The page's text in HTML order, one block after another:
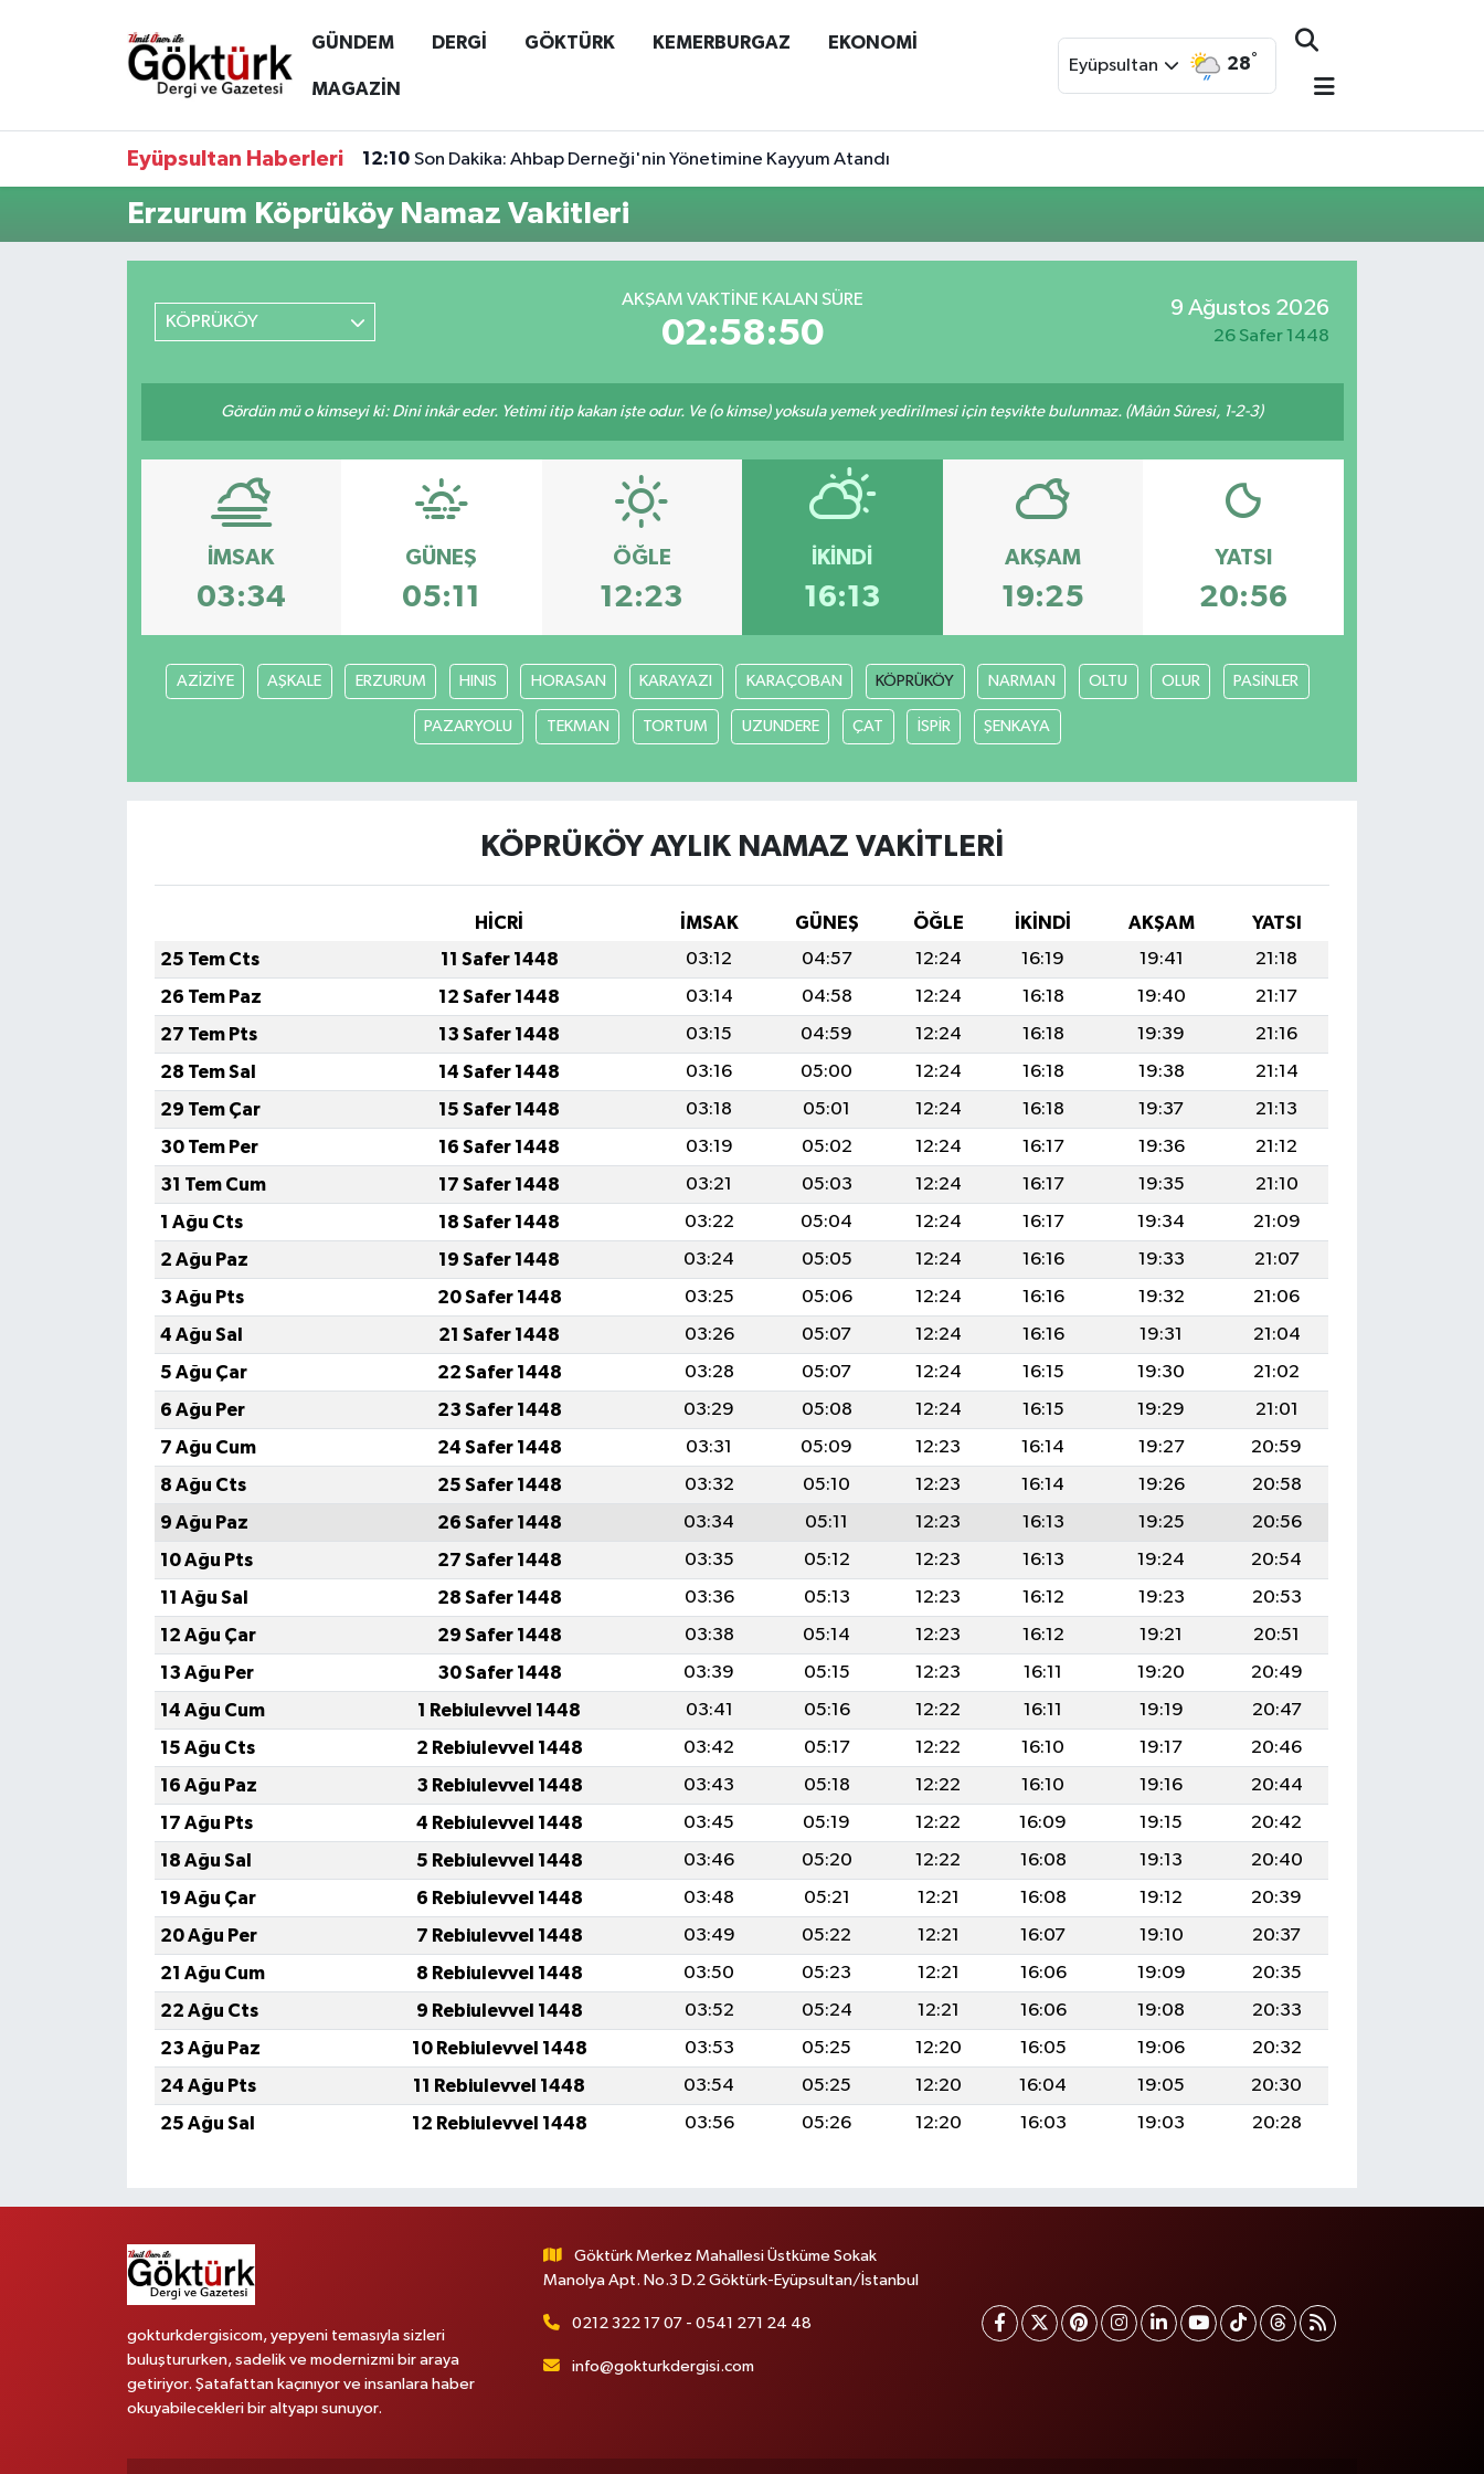
GÜNDEM DERGİ GÖKTÜRK KEMERBURGAZ EKONOMİ
MAGAZİN
Eyüpsultan 28°
Eyüpsultan Haberleri 12:10 Son Dakika: Ahbap Derneği'nin Yönetimine Kayyum Atandı
Erzurum Köprüköy Namaz Vakitleri
KÖPRÜKÖY
AKŞAM VAKTINE KALAN SÜRE
02:58:50
9 Ağustos 2026
26 Safer 1448
Gördün mü o kimseyi ki: Dini inkâr eder. Yetimi itip kakan işte odur. Ve (o kimse) yoksula yemek yedirilmesi için teşvikte bulunmaz. (Mâûn Sûresi, 1-2-3)
İMSAK
03:34
GÜNEŞ
05:11
ÖĞLE
12:23
İKINDI
16:13
AKŞAM
19:25
YATSI
20:56
AZİZİYE AŞKALE ERZURUM HINIS HORASAN KARAYAZI KARAÇOBAN KÖPRÜKÖY NARMAN OLTU OLUR PASİNLER
PAZARYOLU TEKMAN TORTUM UZUNDERE ÇAT İSPİR ŞENKAYA
KÖPRÜKÖY AYLIK NAMAZ VAKITLERI
HİCRİ İMSAK GÜNEŞ ÖĞLE İKINDI AKŞAM
YATSI
25 Tem Cts
11 Safer 1448 03:12 04:57 12:24 16:19 19:41
21:18
26 Tem Paz
12 Safer 1448 03:14 04:58 12:24 16:18 19:40
21:17
27 Tem Pts
13 Safer 1448 03:15 04:59 12:24 16:18 19:39
21:16
28 Tem Sal
14 Safer 1448 03:16 05:00 12:24 16:18 19:38
21:14
29 Tem Çar
15 Safer 1448 03:18 05:01 12:24 16:18 19:37
21:13
30 Tem Per
16 Safer 1448 03:19 05:02 12:24 16:17 19:36
21:12
31 Tem Cum
17 Safer 1448 03:21 05:03 12:24 16:17 19:35
21:10
1 Ağu Cts
18 Safer 1448 03:22 05:04 12:24 16:17 19:34
21:09
2 Ağu Paz
19 Safer 1448 03:24 05:05 12:24 16:16 19:33
21:07
3 Ağu Pts
20 Safer 1448 03:25 05:06 12:24 16:16 19:32
21:06
4 Ağu Sal
21 Safer 1448 03:26 05:07 12:24 16:16 19:31
21:04
5 Ağu Çar
22 Safer 1448 03:28 05:07 12:24 16:15 19:30
21:02
6 Ağu Per
23 Safer 1448 03:29 05:08 12:24 16:15 19:29
21:01
7 Ağu Cum
24 Safer 1448 03:31 05:09 12:23 16:14 19:27
20:59
8 Ağu Cts
25 Safer 1448 03:32 05:10 12:23 16:14 19:26
20:58
9 Ağu Paz
26 Safer 1448 03:34 05:11 12:23 16:13 19:25
20:56
10 Ağu Pts
27 Safer 1448 03:35 05:12 12:23 16:13 19:24
20:54
11 Ağu Sal
28 Safer 1448 03:36 05:13 12:23 16:12 19:23
20:53
12 Ağu Çar
29 Safer 1448 03:38 05:14 12:23 16:12 19:21
20:51
13 Ağu Per
30 Safer 1448 03:39 05:15 12:23 16:11 19:20
20:49
14 Ağu Cum
1 Rebiulevvel 1448 03:41 05:16 12:22 16:11 19:19
20:47
15 Ağu Cts
2 Rebiulevvel 1448 03:42 05:17 12:22 16:10 19:17
20:46
16 Ağu Paz
3 Rebiulevvel 1448 03:43 05:18 12:22 16:10 19:16
20:44
17 Ağu Pts
4 Rebiulevvel 1448 03:45 05:19 12:22 16:09 19:15
20:42
18 Ağu Sal
5 Rebiulevvel 1448 03:46 05:20 12:22 16:08 19:13
20:40
19 Ağu Çar
6 Rebiulevvel 1448 03:48 05:21 12:21 16:08 19:12
20:39
20 Ağu Per
7 Rebiulevvel 1448 03:49 05:22 12:21 16:07 19:10
20:37
21 Ağu Cum
8 Rebiulevvel 1448 03:50 05:23 12:21 16:06 19:09
20:35
22 Ağu Cts
9 Rebiulevvel 1448 03:52 05:24 12:21 16:06 19:08
20:33
23 Ağu Paz
10 Rebiulevvel 1448 03:53 05:25 12:20 16:05 19:06
20:32
24 Ağu Pts
11 Rebiulevvel 1448 03:54 05:25 12:20 16:04 19:05
20:30
25 Ağu Sal
12 Rebiulevvel 1448 03:56 05:26 12:20 16:03 19:03 20:28
gokturkdergisicom, yepyeni temasıyla sizleri
buluştururken, sadelik ve modernizmi bir araya
getiriyor. Şatafattan kaçınıyor ve insanlara haber
okuyabilecekleri bir altyapı sunuyor.
Göktürk Merkez Mahallesi Üstküme Sokak
Manolya Apt. No.3 D.2 Göktürk-Eyüpsultan/İstanbul
0212 322 17 07 - 0541 271 24 48
info@gokturkdergisi.com
Anne Çocuk
KÜLTÜR - SANAT
ÖZEL HABER
Eyüpsultan Hava Durumu
Son Dakika Haberleri